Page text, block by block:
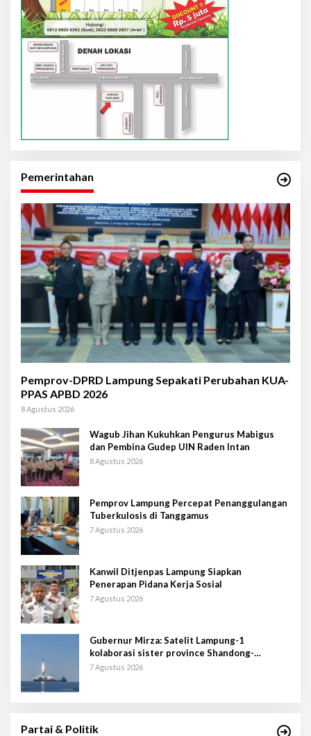
Pemerintahan
Pemprov-DPRD Lampung Sepakati Perubahan KUA-
PPAS APBD 2026
8 Agustus 2026
Wagub Jihan Kukuhkan Pengurus Mabigus
dan Pembina Gudep UIN Raden Intan
8 Agustus 2026
Pemprov Lampung Percepat Penanggulangan
Tuberkulosis di Tanggamus
7 Agustus 2026
Kanwil Ditjenpas Lampung Siapkan
Penerapan Pidana Kerja Sosial
7 Agustus 2026
Gubernur Mirza: Satelit Lampung-1
kolaborasi sister province Shandong-
Lampung
7 Agustus 2026
Partai & Politik